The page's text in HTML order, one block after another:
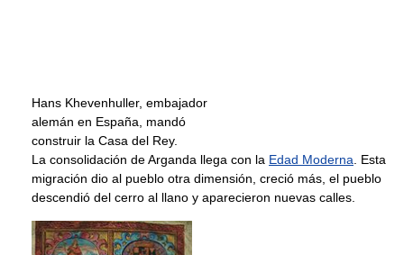
Hans Khevenhuller, embajador
alemán en España, mandó
construir la Casa del Rey.
La consolidación de Arganda llega con la Edad Moderna . Esta
migración dio al pueblo otra dimensión, creció más, el pueblo
descendió del cerro al llano y aparecieron nuevas calles.